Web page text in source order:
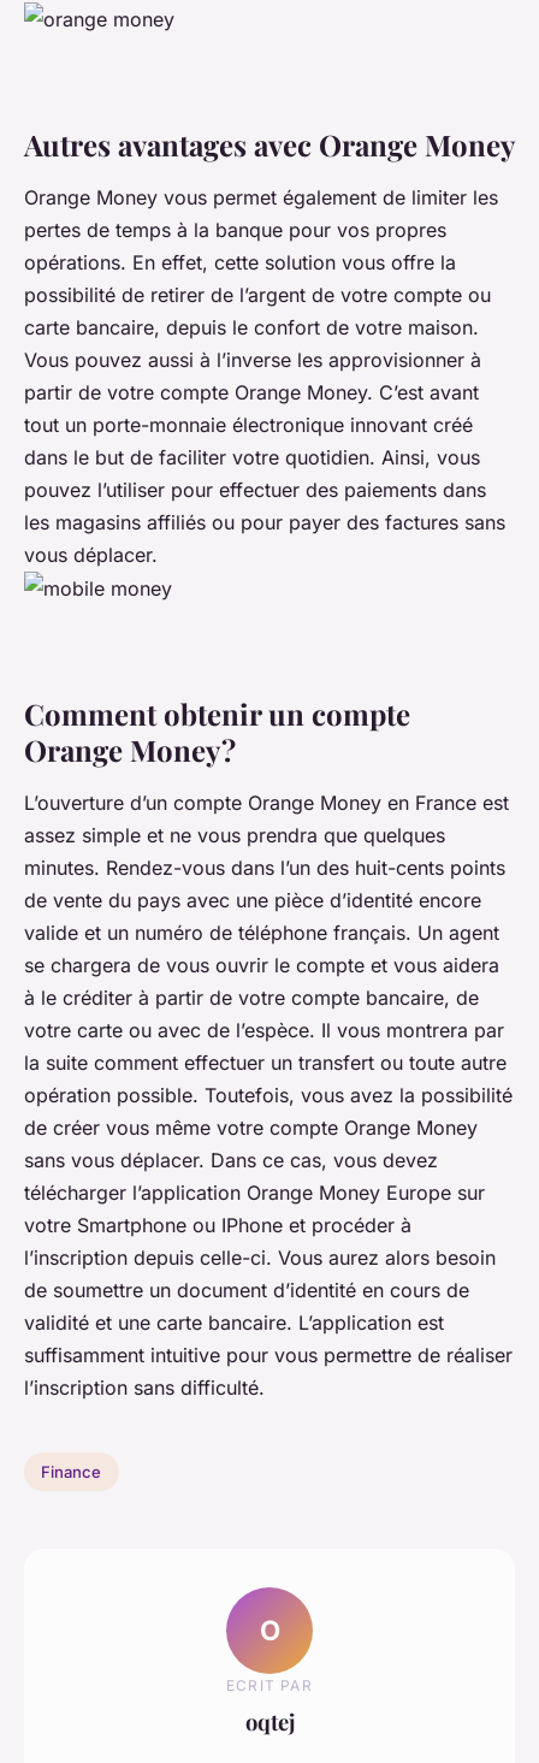
Autres avantages avec Orange Money
Orange Money vous permet également de limiter les
pertes de temps à la banque pour vos propres
opérations. En effet, cette solution vous offre la
possibilité de retirer de l’argent de votre compte ou
carte bancaire, depuis le confort de votre maison.
Vous pouvez aussi à l’inverse les approvisionner à
partir de votre compte Orange Money. C’est avant
tout un porte-monnaie électronique innovant créé
dans le but de faciliter votre quotidien. Ainsi, vous
pouvez l’utiliser pour effectuer des paiements dans
les magasins affiliés ou pour payer des factures sans
vous déplacer.
Comment obtenir un compte
Orange Money ?
L’ouverture d’un compte Orange Money en France est
assez simple et ne vous prendra que quelques
minutes. Rendez-vous dans l’un des huit-cents points
de vente du pays avec une pièce d’identité encore
valide et un numéro de téléphone français. Un agent
se chargera de vous ouvrir le compte et vous aidera
à le créditer à partir de votre compte bancaire, de
votre carte ou avec de l’espèce. Il vous montrera par
la suite comment effectuer un transfert ou toute autre
opération possible. Toutefois, vous avez la possibilité
de créer vous même votre compte Orange Money
sans vous déplacer. Dans ce cas, vous devez
télécharger l’application Orange Money Europe sur
votre Smartphone ou IPhone et procéder à
l’inscription depuis celle-ci. Vous aurez alors besoin
de soumettre un document d’identité en cours de
validité et une carte bancaire. L’application est
suffisamment intuitive pour vous permettre de réaliser
l’inscription sans difficulté.
Finance
O
ECRIT PAR
oqtej